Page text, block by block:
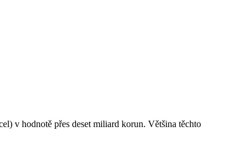
v hodnotě přes deset miliard korun. Většina těchto